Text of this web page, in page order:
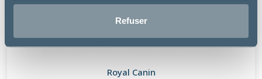
Refuser
Royal Canin